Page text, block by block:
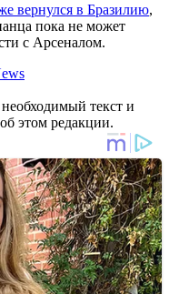
вернулся в Бразилию,
пока не может
с Арсеналом.
текст и
этом редакции.